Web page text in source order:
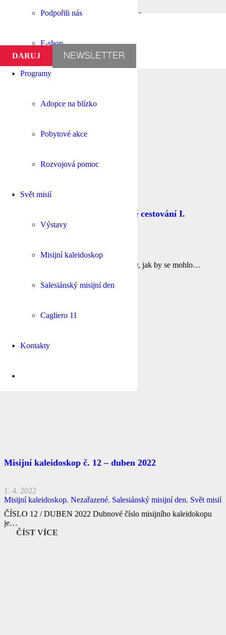
Podpořili nás
E-shop
Programy
Adopce na blízko
Pobytové akce
Rozvojová pomoc
Svět misií
Výstavy
Misijní kaleidoskop
Salesiánský misijní den
Cagliero 11
Kontakty
DARUJ NEWSLETTER
Aktuality
Majda, Králka a Popopo – africké cestování I.
Nezařazené
Název článku nepochází z Disnyeho dílny, jak by se mohlo…
Misijní kaleidoskop č. 12 – duben 2022
1. 4. 2022
Misijní kaleidoskop, Nezařazené, Salesiánský misijní den, Svět misií
ČÍSLO 12 / DUBEN 2022 Dubnové číslo misijního kaleidokopu
je…
ČÍST VÍCE